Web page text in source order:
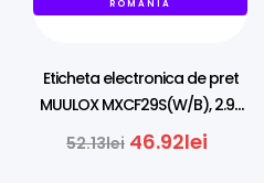
ROMANIA
Eticheta electronica de pret
MUULOX MXCF29S(W/B), 2.9″,
NFC, LED, 4 culori
52.13lei 46.92lei